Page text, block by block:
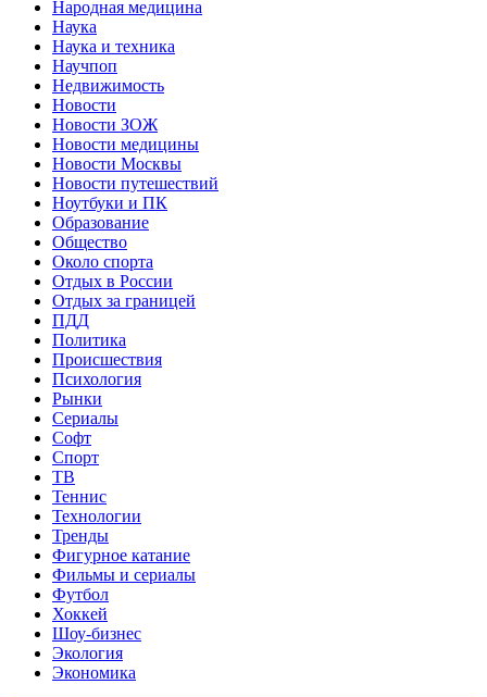
Народная медицина
Наука
Наука и техника
Научпоп
Недвижимость
Новости
Новости ЗОЖ
Новости медицины
Новости Москвы
Новости путешествий
Ноутбуки и ПК
Образование
Общество
Около спорта
Отдых в России
Отдых за границей
ПДД
Политика
Происшествия
Психология
Рынки
Сериалы
Софт
Спорт
ТВ
Теннис
Технологии
Тренды
Фигурное катание
Фильмы и сериалы
Футбол
Хоккей
Шоу-бизнес
Экология
Экономика